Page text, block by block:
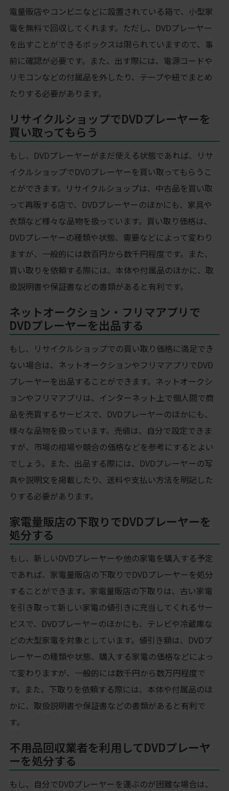
電量販店やコンビニなどに設置されている箱で、小型家
電を無料で回収してくれます。ただし、DVDプレーヤー
を出すことができるボックスは限られていますので、事
前に確認が必要です。また、出す際には、電源コードや
リモコンなどの付属品を外したり、テープや紐でまとめ
たりする必要があります。
リサイクルショップでDVDプレーヤーを
買い取ってもらう
もし、DVDプレーヤーがまだ使える状態であれば、リサ
イクルショップでDVDプレーヤーを買い取ってもらうこ
とができます。リサイクルショップは、中古品を買い取
って再販する店で、DVDプレーヤーのほかにも、家具や
衣類など様々な品物を扱っています。買い取り価格は、
DVDプレーヤーの種類や状態、需要などによって変わり
ますが、一般的には数百円から数千円程度です。また、
買い取りを依頼する際には、本体や付属品のほかに、取
扱説明書や保証書などの書類があると有利です。
ネットオークション・フリマアプリで
DVDプレーヤーを出品する
もし、リサイクルショップでの買い取り価格に満足でき
ない場合は、ネットオークションやフリマアプリでDVD
プレーヤーを出品することができます。ネットオークシ
ョンやフリマアプリは、インターネット上で個人間で商
品を売買するサービスで、DVDプレーヤーのほかにも、
様々な品物を扱っています。売値は、自分で設定できま
すが、市場の相場や競合の価格などを参考にするとよい
でしょう。また、出品する際には、DVDプレーヤーの写
真や説明文を掲載したり、送料や支払い方法を明記した
りする必要があります。
家電量販店の下取りでDVDプレーヤーを
処分する
もし、新しいDVDプレーヤーや他の家電を購入する予定
であれば、家電量販店の下取りでDVDプレーヤーを処分
することができます。家電量販店の下取りは、古い家電
を引き取って新しい家電の値引きに充当してくれるサー
ビスで、DVDプレーヤーのほかにも、テレビや冷蔵庫な
どの大型家電を対象としています。値引き額は、DVDプ
レーヤーの種類や状態、購入する家電の価格などによっ
て変わりますが、一般的には数千円から数万円程度で
す。また、下取りを依頼する際には、本体や付属品のほ
かに、取扱説明書や保証書などの書類があると有利で
す。
不用品回収業者を利用してDVDプレーヤ
ーを処分する
もし、自分でDVDプレーヤーを運ぶのが困難な場合は、